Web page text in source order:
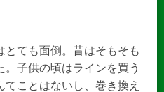
とても面倒。昔はそもそも
子供の頃はラインを買う
ことはないし、巻き換え